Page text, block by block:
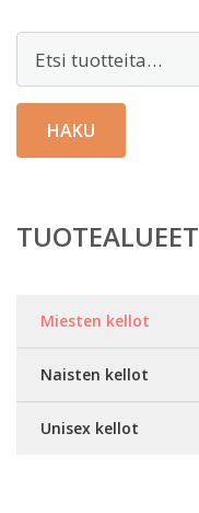
Etsi:
HAKU
TUOTEALUEET
Miesten kellot
Naisten kellot
Unisex kellot